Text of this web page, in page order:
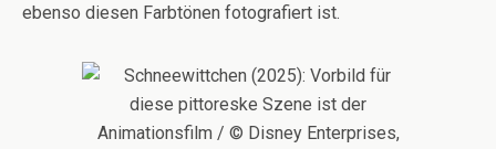
ebenso diesen Farbtönen fotografiert ist.